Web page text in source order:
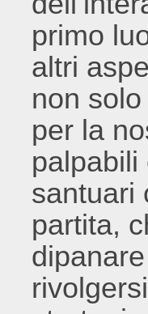
primo
altri
non
per la
palpabili
santuari
partita,